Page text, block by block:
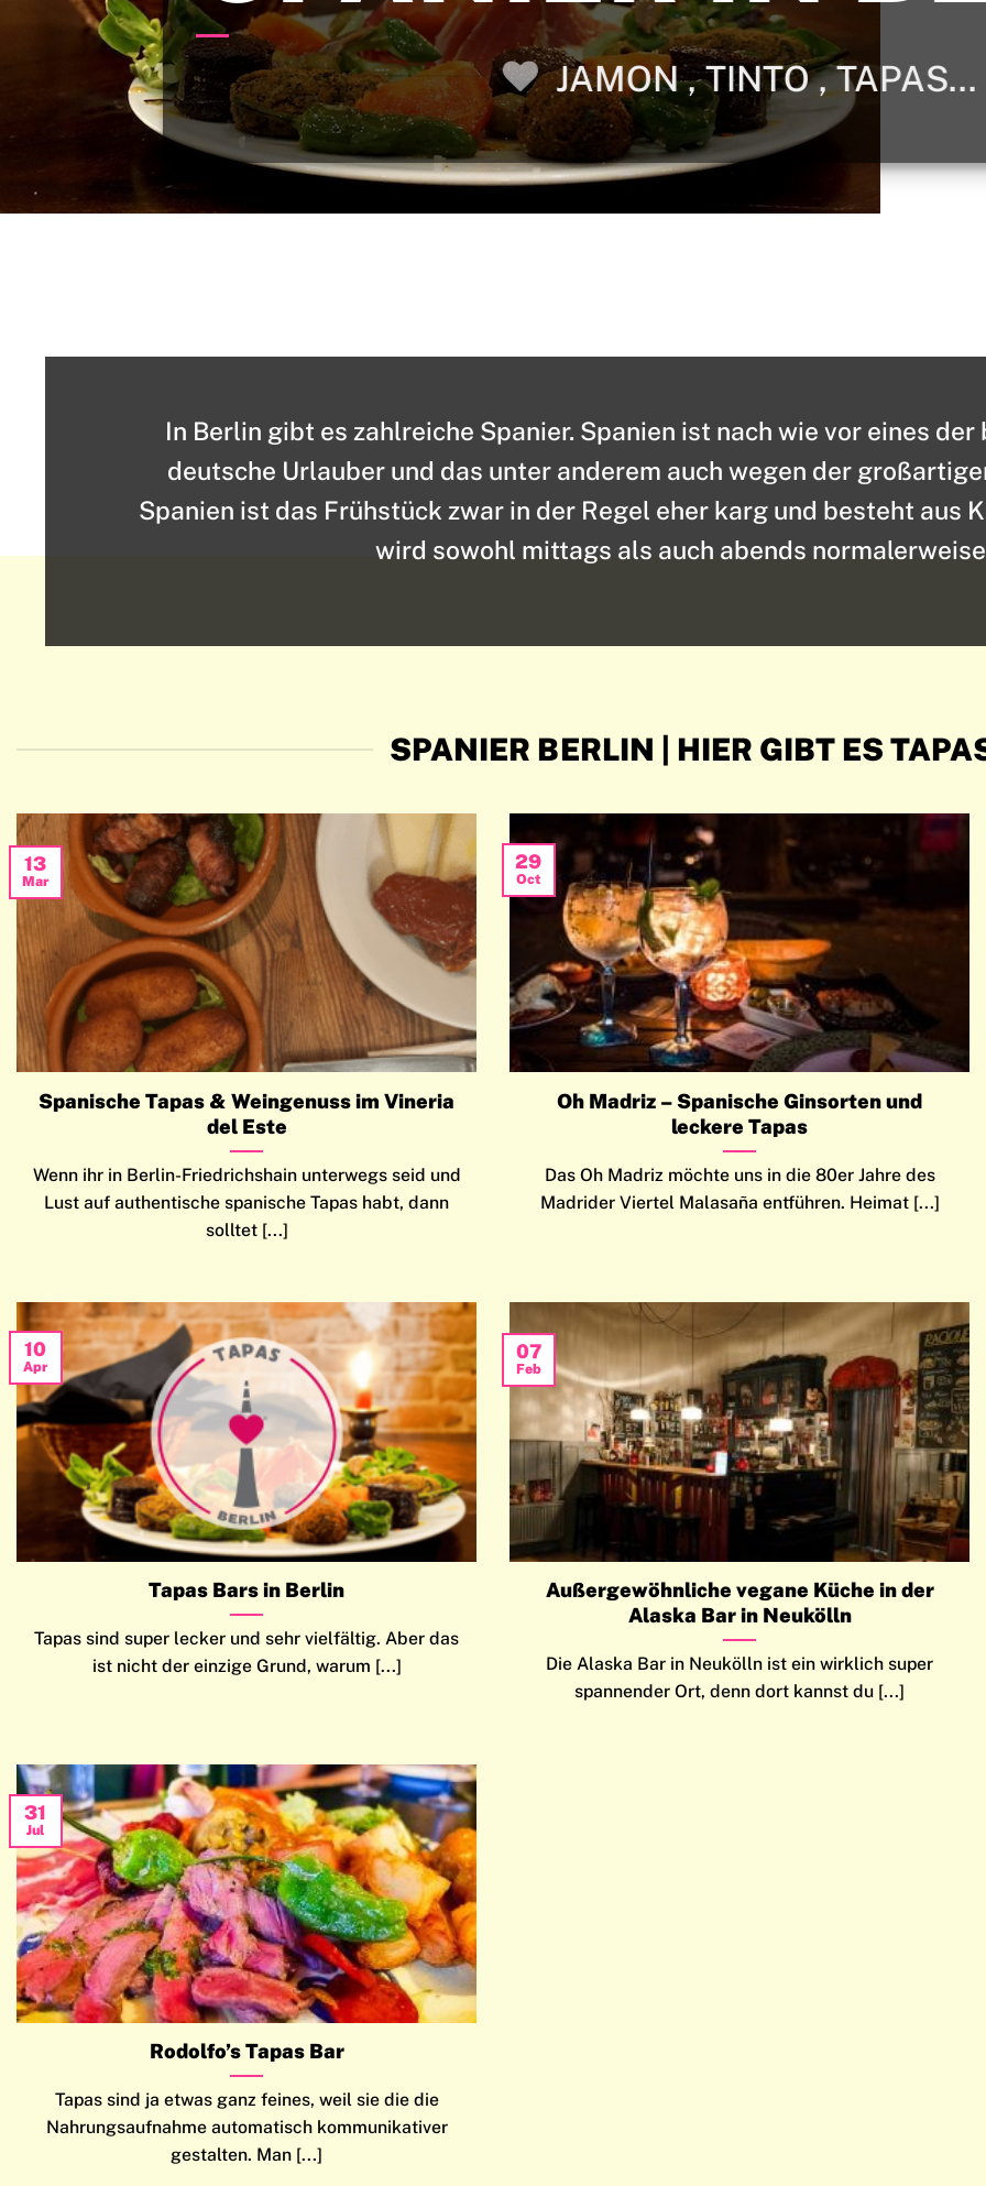
JAMON , TINTO , TAPAS...
In Berlin gibt es zahlreiche Spanier. Spanien ist nach wie vor eines
deutsche Urlauber und das unter anderem auch wegen der
Spanien ist das Frühstück zwar in der Regel eher karg und besteht aus
wird sowohl mittags als auch abends
SPANIER BERLIN | HIER GIBT ES
Spanische Tapas & Weingenuss im Vineria
del Este
Wenn ihr in Berlin-Friedrichshain unterwegs seid und
Lust auf authentische spanische Tapas habt, dann
solltet [...]
13
Mar
Oh Madriz – Spanische Ginsorten und
leckere Tapas
Das Oh Madriz möchte uns in die 80er Jahre des
Madrider Viertel Malasaña entführen. Heimat [...]
29
Oct
Tapas Bars in Berlin
Tapas sind super lecker und sehr vielfältig. Aber das
ist nicht der einzige Grund, warum [...]
10
Apr
Außergewöhnliche vegane Küche in der
Alaska Bar in Neukölln
Die Alaska Bar in Neukölln ist ein wirklich super
spannender Ort, denn dort kannst du [...]
07
Feb
Rodolfo’s Tapas Bar
Tapas sind ja etwas ganz feines, weil sie die die
Nahrungsaufnahme automatisch kommunikativer
gestalten. Man [...]
31
Jul